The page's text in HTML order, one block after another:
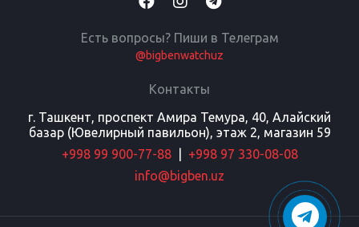
Есть вопросы? Пиши в Телеграм
@bigbenwatchuz
Контакты
г. Ташкент, проспект Амира Темура, 40, Алайский
базар (Ювелирный павильон), этаж 2, магазин 59
+998 99 900-77-88
+998 97 330-08-08
info@bigben.uz